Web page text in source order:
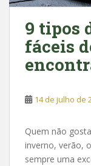
9 tipos
fáceis
14 de julho de
Quem não
inverno, verão,
sempre uma